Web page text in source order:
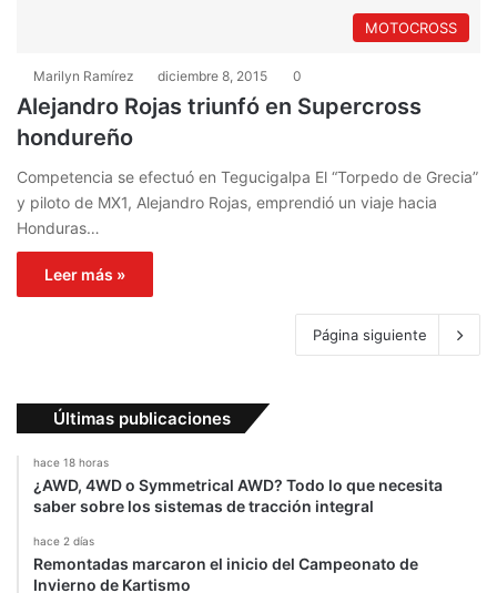
MOTOCROSS
Marilyn Ramírez diciembre 8, 2015 0
Alejandro Rojas triunfó en Supercross
hondureño
Competencia se efectuó en Tegucigalpa El “Torpedo de Grecia”
y piloto de MX1, Alejandro Rojas, emprendió un viaje hacia
Honduras…
Leer más »
Página siguiente
Últimas publicaciones
hace 18 horas
¿AWD, 4WD o Symmetrical AWD? Todo lo que necesita
saber sobre los sistemas de tracción integral
hace 2 días
Remontadas marcaron el inicio del Campeonato de
Invierno de Kartismo